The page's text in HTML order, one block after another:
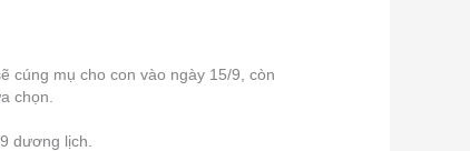
cúng mụ cho con vào ngày 15/9, còn
chọn.
dương lịch.